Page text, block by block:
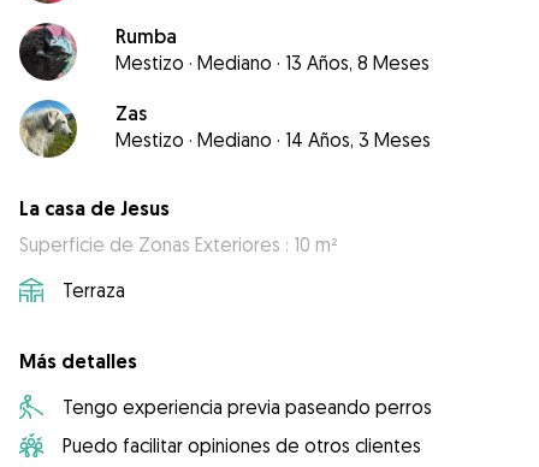
Rumba
Mestizo · Mediano · 13 Años, 8 Meses
Zas
Mestizo · Mediano · 14 Años, 3 Meses
La casa de Jesus
Superficie de Zonas Exteriores : 10 m²
Terraza
Más detalles
Tengo experiencia previa paseando perros
Puedo facilitar opiniones de otros clientes